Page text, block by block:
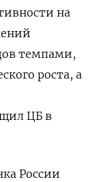
на
темпами,
роста, а
ЦБ в
России